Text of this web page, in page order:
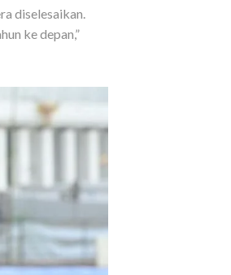
diselesaikan.
ke depan,”